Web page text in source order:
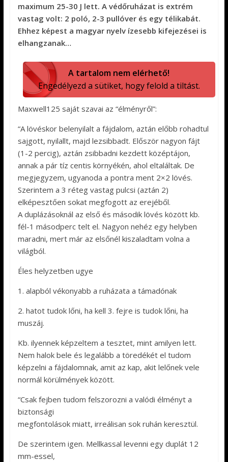
maximum 25-30 J lett. A védőruházat is extrém
vastag volt: 2 poló, 2-3 pullóver és egy télikabát.
Ehhez képest a magyar nyelv ízesebb kifejezései is
elhangzanak…
A tartalom nem elérhető!
Engedélyezd a sütiket, hogy felold a tiltást.
Maxwell125 saját szavai az “élményről”:
“A lövéskor belenyilalt a fájdalom, aztán előbb rohadtul
sajgott, nyilallt, majd lezsibbadt. Először nagyon fájt
(1-2 percig), aztán zsibbadni kezdett középtájon,
annak a pár tíz centis környékén, ahol eltaláltak. De
megjegyzem, ugyanoda a pontra ment 2×2 lövés.
Szerintem a 3 réteg vastag pulcsi (aztán 2)
elképesztően sokat megfogott az erejéből.
A duplázásoknál az első és második lövés között kb.
fél-1 másodperc telt el. Nagyon nehéz egy helyben
maradni, mert már az elsőnél kiszaladtam volna a
világból.
Éles helyzetben ugye
1. alapból vékonyabb a ruházata a támadónak
2. hatot tudok lőni, ha kell 3. fejre is tudok lőni, ha
muszáj.
Kb. ilyennek képzeltem a tesztet, mint amilyen lett.
Nem halok bele és legalább a töredékét el tudom
képzelni a fájdalomnak, amit az kap, akit lelőnek vele
normál körülmények között.
“Csak fejben tudom felszorozni a valódi élményt a
biztonsági
megfontolások miatt, irreálisan sok ruhán keresztül.
De szerintem igen. Mellkassal levenni egy duplát 12
mm-essel,